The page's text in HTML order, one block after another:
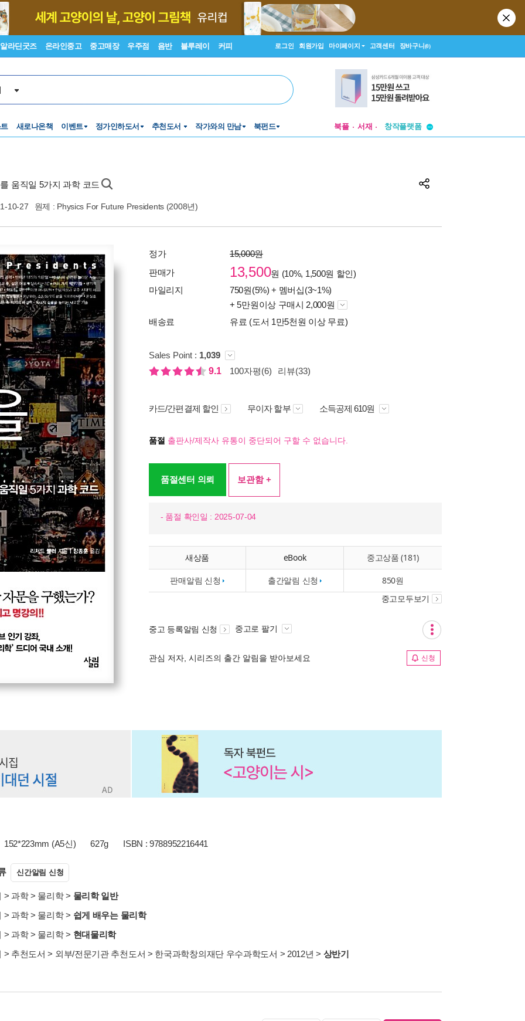
알라딘굿즈 온라인중고 중고매장 우주점 음반 블루레이 커피 로그인 회원가입 마이페이지 고객센터 장바구니(0)
새로나온책 이벤트 정가인하도서 추천도서 작가와의 만남 북펀드 북플 서재
창작플랫폼
움직일 5가지 과학 코드
10-27 원제 : Physics For Future Presidents (2008년)
정가
15,000원
판매가
13,500원 (10%, 1,500원 할인)
마일리지
750원(5%) + 멤버십(3~1%)
+ 5만원이상 구매시 2,000원
배송료
유료 (도서 1만5천원 이상 무료)
Sales Point : 1,039
9.1
100자평(6) 리뷰(33)
카드/간편결제 할인 무이자 할부 소득공제 610원
품절 출판사/제작사 유통이 중단되어 구할 수 없습니다.
품절센터 의뢰 보관함 +
- 품절 확인일 : 2025-07-04
새상품 eBook 중고상품 (181)
판매알림 신청 출간알림 신청 850원
중고모두보기
중고 등록알림 신청 중고로 팔기
관심 저자, 시리즈의 출간 알림을 받아보세요 신청
152*223mm (A5신) 627g ISBN : 9788952216441
신간알림 신청
> 과학> 물리학> 물리학 일반
> 과학> 물리학> 쉽게 배우는 물리학
> 과학> 물리학> 현대물리학
> 추천도서 > 외부/전문기관 추천도서 > 한국과학창의재단 우수과학도서 > 2012년 > 상반기